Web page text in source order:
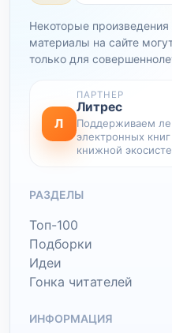
Некоторые произведения
материалы на сайте
только для
Л
ПАРТНЕР
Литрес
Поддерживаем
электронных
книжной
РАЗДЕЛЫ
Топ-100
Подборки
Идеи
Гонка читателей
ИНФОРМАЦИЯ